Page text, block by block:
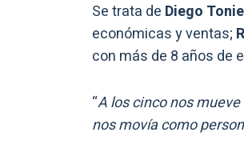
Se trata de Diego
económicas y ventas;
con más de 8 años de
“A los cinco nos
nos movía como